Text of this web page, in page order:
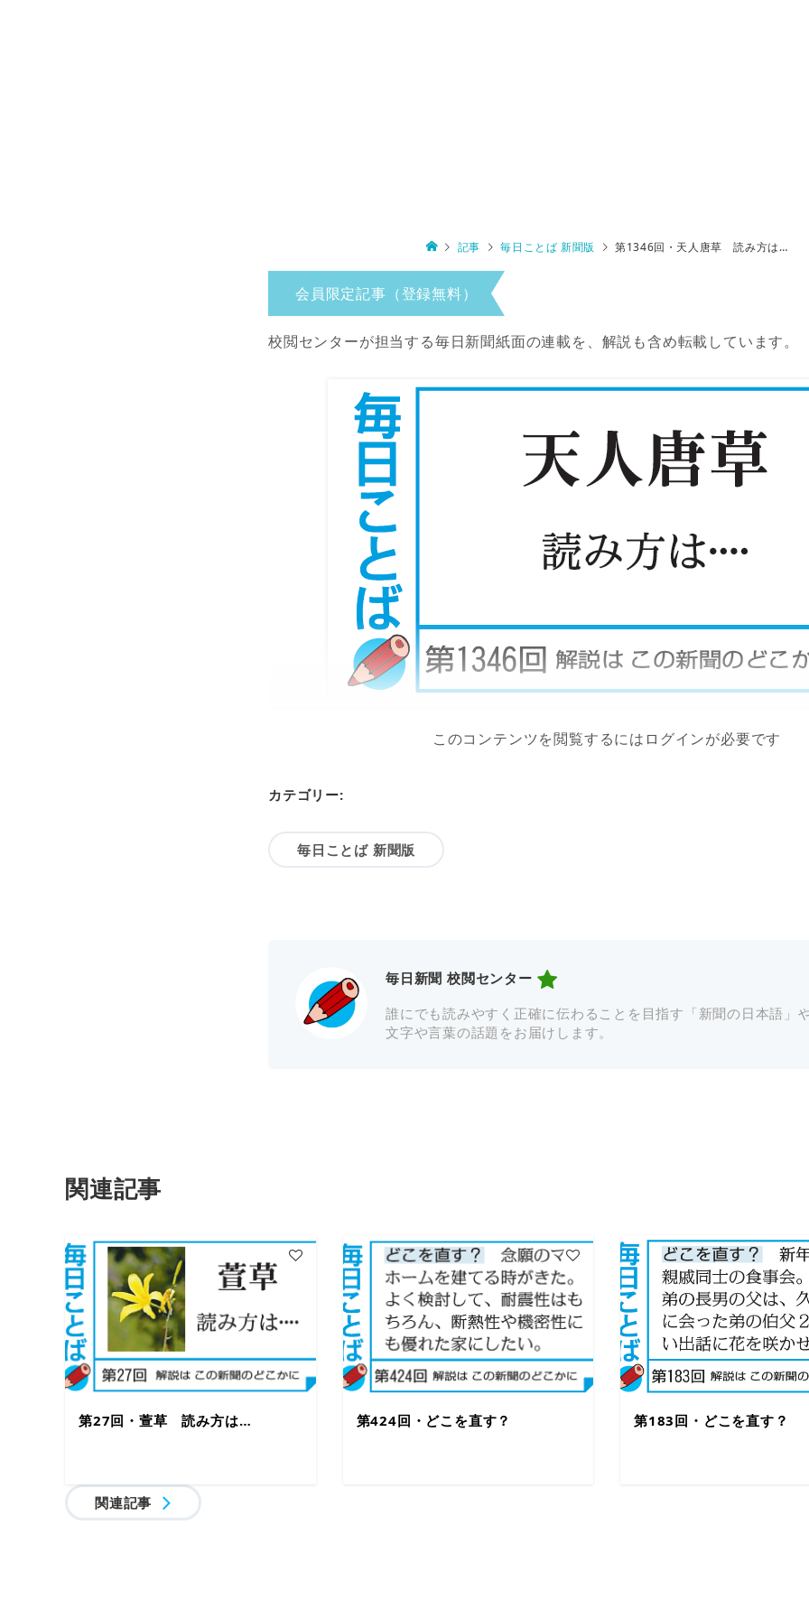
記事 毎日ことば 新聞版 第1346回・天人唐草 読み方は…
会員限定記事（登録無料）
校閲センターが担当する毎日新聞紙面の連載を、解説も含め転載しています。
このコンテンツを閲覧するにはログインが必要です
カテゴリー:
毎日ことば 新聞版
毎日新聞 校閲センター
誰にでも読みやすく正確に伝わることを目指す「新聞の日本語」
文字や言葉の話題をお届けします。
関連記事
第27回・萱草 読み方は… 第424回・どこを直す？ 第183回・どこを直す？
関連記事